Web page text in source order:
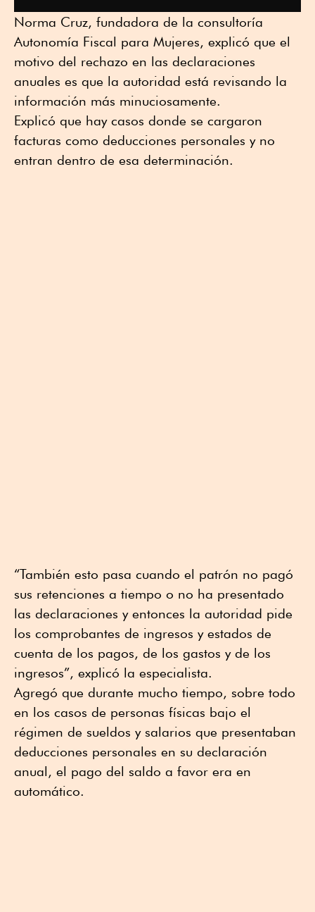
Norma Cruz, fundadora de la consultoría
Autonomía Fiscal para Mujeres, explicó que el
motivo del rechazo en las declaraciones
anuales es que la autoridad está revisando la
información más minuciosamente.
Explicó que hay casos donde se cargaron
facturas como deducciones personales y no
entran dentro de esa determinación.
“También esto pasa cuando el patrón no pagó
sus retenciones a tiempo o no ha presentado
las declaraciones y entonces la autoridad pide
los comprobantes de ingresos y estados de
cuenta de los pagos, de los gastos y de los
ingresos”, explicó la especialista.
Agregó que durante mucho tiempo, sobre todo
en los casos de personas físicas bajo el
régimen de sueldos y salarios que presentaban
deducciones personales en su declaración
anual, el pago del saldo a favor era en
automático.